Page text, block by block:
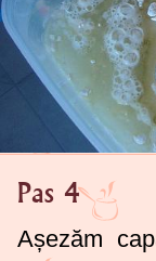
Pas 4
Așezăm